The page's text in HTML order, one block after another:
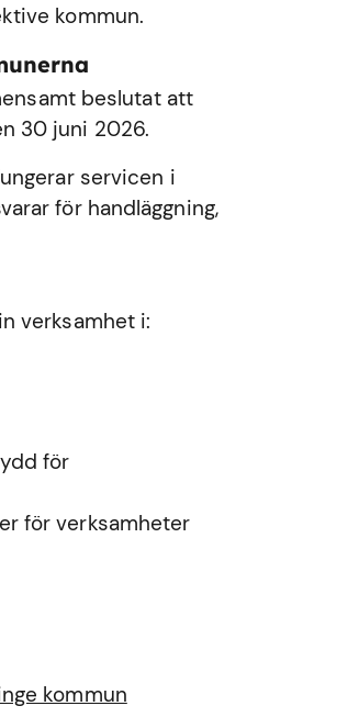
kommun.
beslutat att
30 juni 2026.
servicen i
för handläggning,
verksamhet i:
för
för verksamheter
kommun